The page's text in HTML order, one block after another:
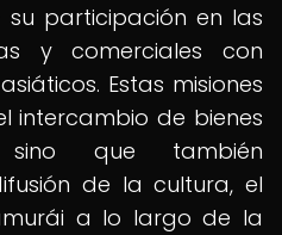
participación en las
y comerciales con
Estas misiones
intercambio de bienes
sino que también
de la cultura, el
a lo largo de la